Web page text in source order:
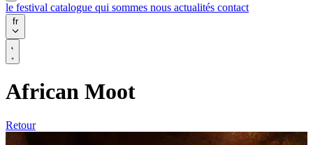
le festival catalogue qui sommes nous actualités contact
fr
African Moot
Retour